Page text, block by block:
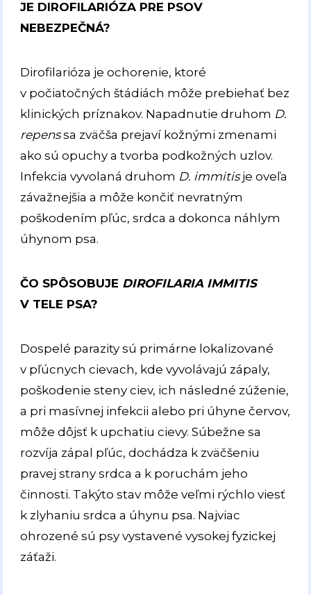
JE DIROFILARIÓZA PRE PSOV
NEBEZPEČNÁ?
Dirofilarióza je ochorenie, ktoré
v počiatočných štádiách môže prebiehať bez
klinických príznakov. Napadnutie druhom D.
repenssa zväčša prejaví kožnými zmenami
ako sú opuchy a tvorba podkožných uzlov.
Infekcia vyvolaná druhom D. immitisje oveľa
závažnejšia a môže končiť nevratným
poškodením pľúc, srdca a dokonca náhlym
úhynom psa.
ČO SPÔSOBUJE DIROFILARIA IMMITIS
V TELE PSA?
Dospelé parazity sú primárne lokalizované
v pľúcnych cievach, kde vyvolávajú zápaly,
poškodenie steny ciev, ich následné zúženie,
a pri masívnej infekcii alebo pri úhyne červov,
môže dôjsť k upchatiu cievy. Súbežne sa
rozvíja zápal pľúc, dochádza k zväčšeniu
pravej strany srdca a k poruchám jeho
činnosti. Takýto stav môže veľmi rýchlo viesť
k zlyhaniu srdca a úhynu psa. Najviac
ohrozené sú psy vystavené vysokej fyzickej
záťaži.